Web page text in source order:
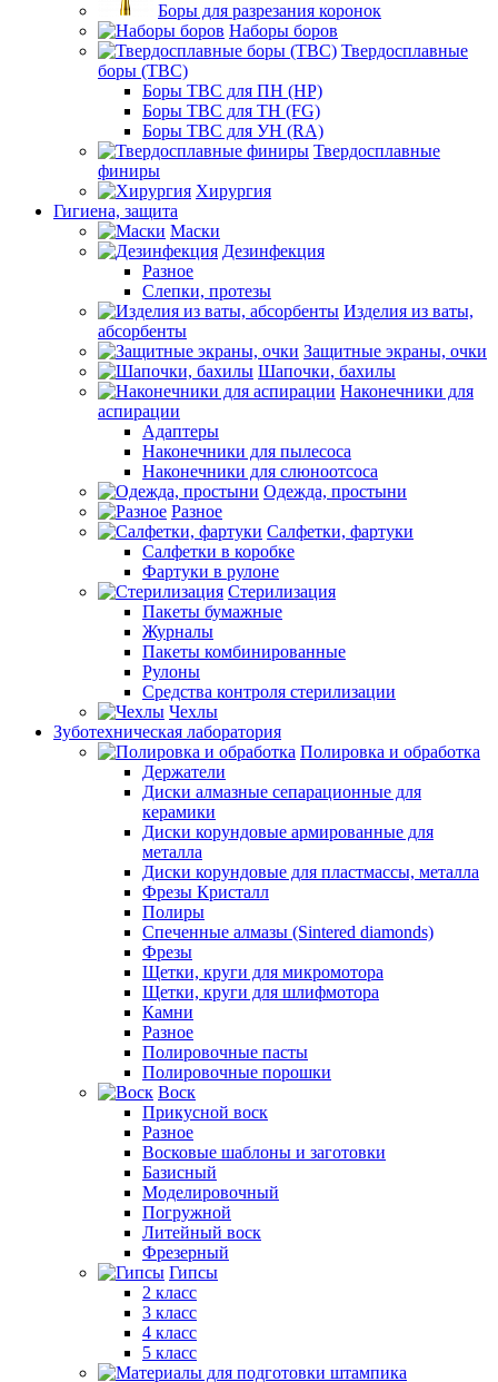
Боры для разрезания коронок
Наборы боров
Твердосплавные
боры (ТВС)
Боры ТВС для ПН (HP)
Боры ТВС для ТН (FG)
Боры ТВС для УН (RA)
Твердосплавные
финиры
Хирургия
Гигиена, защита
Маски
Дезинфекция
Разное
Слепки, протезы
Изделия из ваты,
абсорбенты
Защитные экраны, очки
Шапочки, бахилы
Наконечники для
аспирации
Адаптеры
Наконечники для пылесоса
Наконечники для слюноотсоса
Одежда, простыни
Разное
Салфетки, фартуки
Салфетки в коробке
Фартуки в рулоне
Стерилизация
Пакеты бумажные
Журналы
Пакеты комбинированные
Рулоны
Средства контроля стерилизации
Чехлы
Зуботехническая лаборатория
Полировка и обработка
Держатели
Диски алмазные сепарационные для
керамики
Диски корундовые армированные для
металла
Диски корундовые для пластмассы, металла
Фрезы Кристалл
Полиры
Спеченные алмазы (Sintered diamonds)
Фрезы
Щетки, круги для микромотора
Щетки, круги для шлифмотора
Камни
Разное
Полировочные пасты
Полировочные порошки
Воск
Прикусной воск
Разное
Восковые шаблоны и заготовки
Базисный
Моделировочный
Погружной
Литейный воск
Фрезерный
Гипсы
2 класс
3 класс
4 класс
5 класс